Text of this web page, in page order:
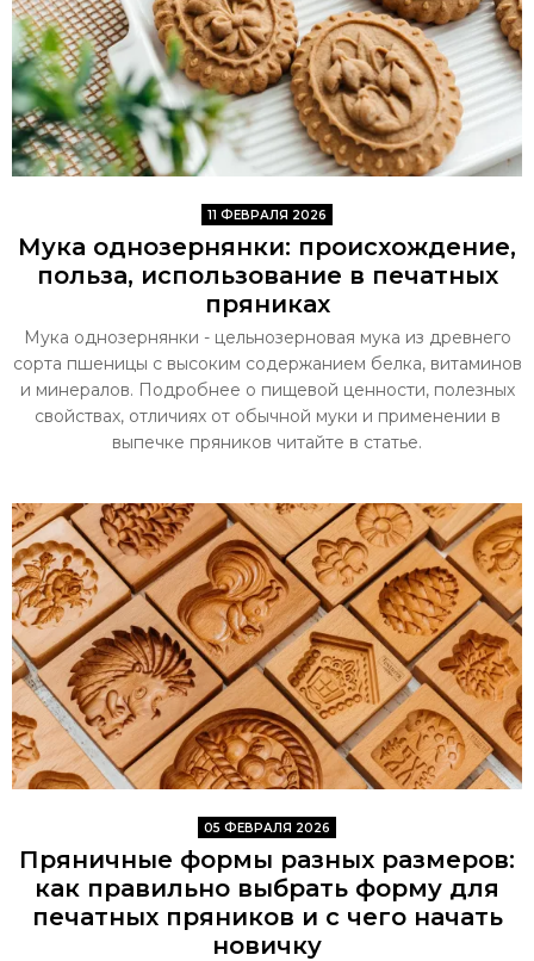
11 ФЕВРАЛЯ 2026
Мука однозернянки: происхождение,
польза, использование в печатных
пряниках
Мука однозернянки - цельнозерновая мука из древнего
сорта пшеницы с высоким содержанием белка, витаминов
и минералов. Подробнее о пищевой ценности, полезных
свойствах, отличиях от обычной муки и применении в
выпечке пряников читайте в статье.
05 ФЕВРАЛЯ 2026
Пряничные формы разных размеров:
как правильно выбрать форму для
печатных пряников и с чего начать
новичку